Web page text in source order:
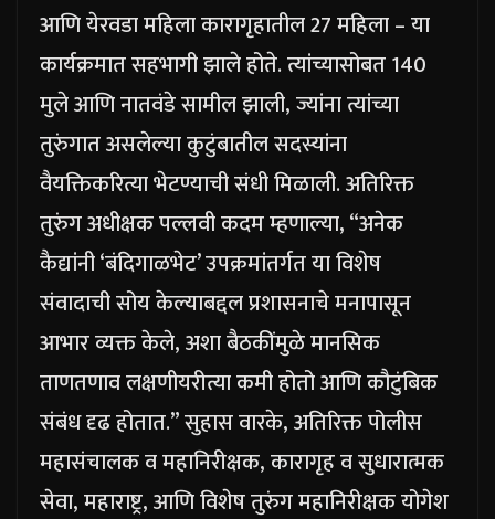
आणि येरवडा महिला कारागृहातील 27 महिला – या
कार्यक्रमात सहभागी झाले होते. त्यांच्यासोबत 140
मुले आणि नातवंडे सामील झाली, ज्यांना त्यांच्या
तुरुंगात असलेल्या कुटुंबातील सदस्यांना
वैयक्तिकरित्या भेटण्याची संधी मिळाली. अतिरिक्त
तुरुंग अधीक्षक पल्लवी कदम म्हणाल्या, “अनेक
कैद्यांनी ‘बंदिगाळभेट’ उपक्रमांतर्गत या विशेष
संवादाची सोय केल्याबद्दल प्रशासनाचे मनापासून
आभार व्यक्त केले, अशा बैठकींमुळे मानसिक
ताणतणाव लक्षणीयरीत्या कमी होतो आणि कौटुंबिक
संबंध दृढ होतात.”सुहास वारके, अतिरिक्त पोलीस
महासंचालक व महानिरीक्षक, कारागृह व सुधारात्मक
सेवा, महाराष्ट्र, आणि विशेष तुरुंग महानिरीक्षक योगेश